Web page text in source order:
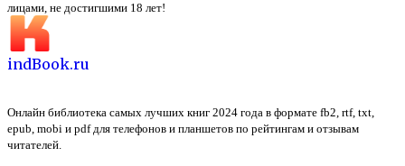
лицами, не достигшими 18 лет!
indBook.ru
Онлайн библиотека самых лучших книг 2024 года в формате fb2, rtf, txt,
epub, mobi и pdf для телефонов и планшетов по рейтингам и отзывам
читателей.